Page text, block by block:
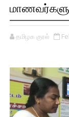
தமிழக குரல்